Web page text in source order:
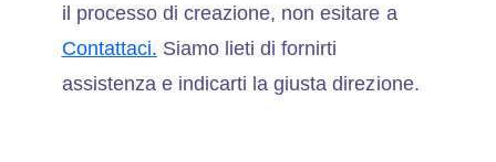
il processo di creazione, non esitare a
Contattaci. Siamo lieti di fornirti
assistenza e indicarti la giusta direzione.